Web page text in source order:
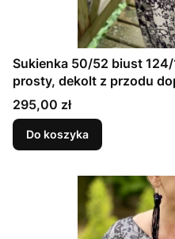
Sukienka 50/52 biust 124/
prosty, dekolt z przodu
CZARNA KORONKA NA
Cena
295,00 zł
Do koszyka